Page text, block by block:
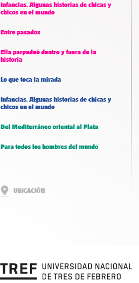
Infancias. Algunas historias de chicas y
chicos en el mundo
Entre pasados
Ella parpadeó dentro y fuera de la
historia
Lo que toca la mirada
Infancias. Algunas historias de chicas y
chicos en el mundo
Del Mediterráneo oriental al Plata
Para todos los hombres del mundo
UBICACIÓN